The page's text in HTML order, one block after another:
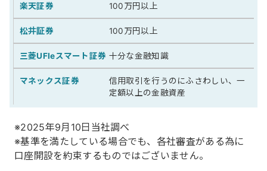
100万円以上
100万円以上
十分な金融知識
信用取引を行うのにふさわしい、一
定額以上の金融資産
※2025年9月10日当社調べ
※基準を満たしている場合でも、各社審査がある為に
口座開設を約束するものではございません。